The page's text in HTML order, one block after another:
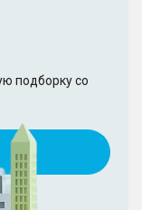
подборку со